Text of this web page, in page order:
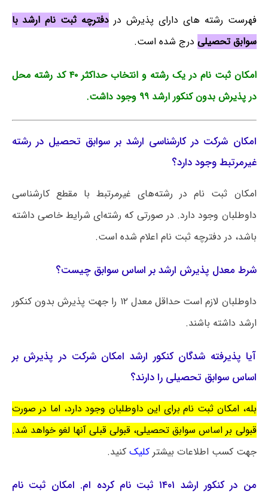
فهرست رشته های دارای پذیرش در دفترچه ثبت نام ارشد با
سوابق تحصیلی درج شده است.
امکان ثبت نام در یک رشته و انتخاب حداکثر ۴۰ کد رشته محل
در پذیرش بدون کنکور ارشد ۹۹ وجود داشت.
امکان شرکت در کارشناسی ارشد بر سوابق تحصیل در رشته
غیرمرتبط وجود دارد؟
امکان ثبت نام در رشته‌های غیرمرتبط با مقطع کارشناسی
داوطلبان وجود دارد. در صورتی که رشته‌ای شرایط خاصی داشته
باشد، در دفترچه ثبت نام اعلام شده است.
شرط معدل پذیرش ارشد بر اساس سوابق چیست؟
داوطلبان لازم است حداقل معدل ۱۲ را جهت پذیرش بدون کنکور
ارشد داشته باشند.
آیا پذیرفته شدگان کنکور ارشد امکان شرکت در پذیرش بر
اساس سوابق تحصیلی را دارند؟
بله، امکان ثبت نام برای این داوطلبان وجود دارد، اما در صورت
قبولی بر اساس سوابق تحصیلی، قبولی قبلی آنها لغو خواهد شد.
جهت کسب اطلاعات بیشترکلیک کنید.
من در کنکور ارشد ۱۴۰۱ ثبت نام کرده ام. امکان ثبت نام